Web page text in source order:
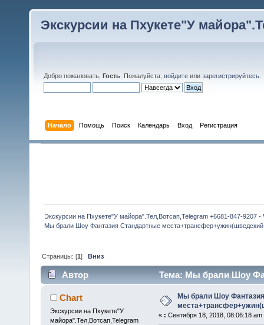
Экскурсии на Пхукете"У
Добро пожаловать, Гость . Пожалуйста, войдите или зарегистрируйтесь
Начало Помощь Поиск Календарь Вход Регистрация
Экскурсии на Пхукете"У майора".Тел,Вотсап,Telegram +6681-847-9207 -
Мы брали Шоу Фантазия Стандартные места+трансфер+ужин(шведский
Страницы: [1]Вниз
Автор
Тема: Мы брали Шоу
). (Прочитано 44583 раз)
Chart
Экскурсии на Пхукете"У
майора".Тел,Вотсап,Telegram
Мы брали Шоу
« : Сентября 18, 2018, 08:06:18 am